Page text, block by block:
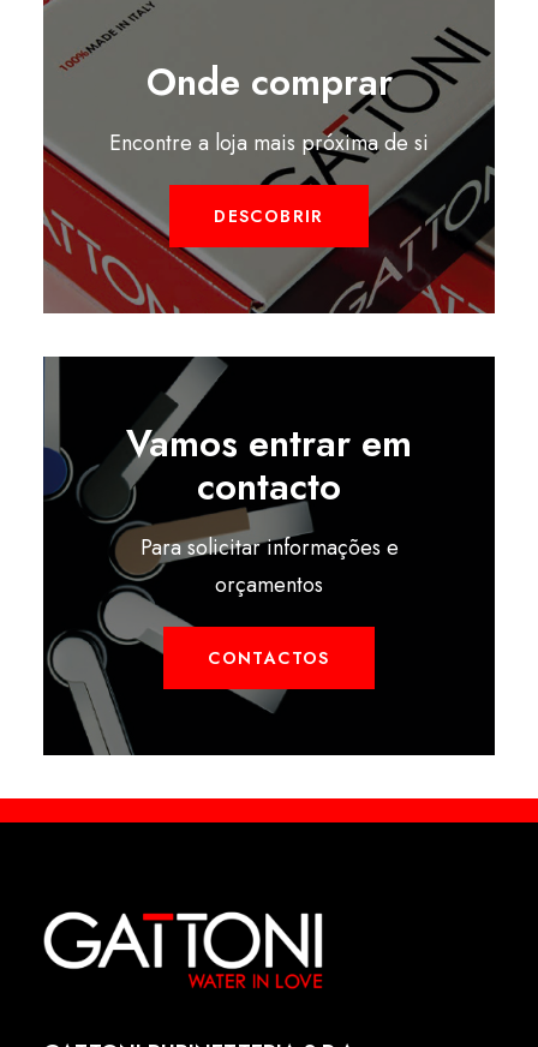
Onde comprar
Encontre a loja mais próxima de si
DESCOBRIR
Vamos entrar em
contacto
Para solicitar informações e
orçamentos
CONTACTOS